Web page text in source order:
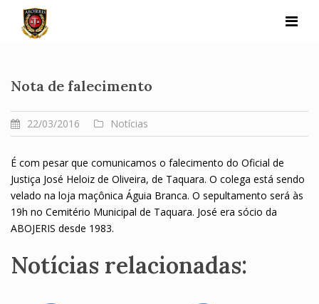
content
Nota de falecimento
22/03/2016 Notícias
É com pesar que comunicamos o falecimento do Oficial de
Justiça José Heloiz de Oliveira, de Taquara. O colega está sendo
velado na loja maçônica Águia Branca. O sepultamento será às
19h no Cemitério Municipal de Taquara. José era sócio da
ABOJERIS desde 1983.
Notícias relacionadas: